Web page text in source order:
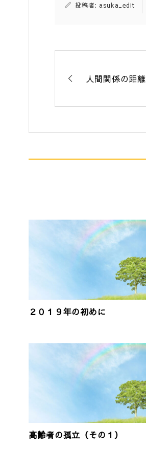
投稿者: asuka_edit
人間関係の距離
２０１９年の初めに
高齢者の孤立（その１）